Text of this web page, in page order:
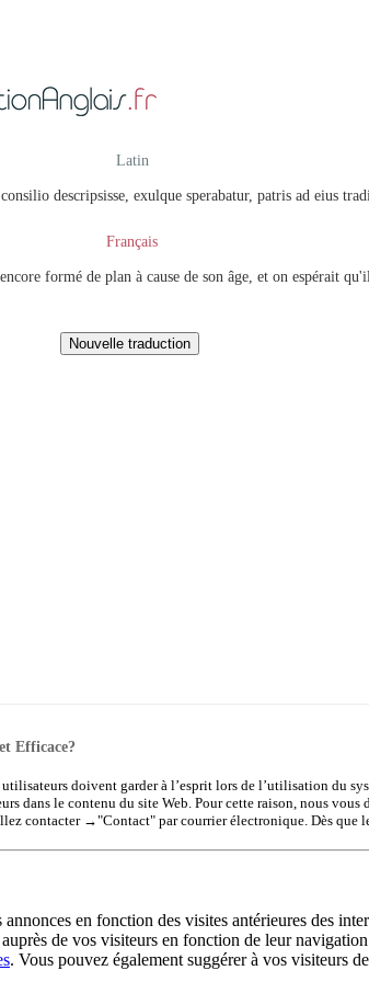
Latin
descripsisse, exulque sperabatur, patris ad eius
Français
formé de plan à cause de son âge, et on espérait
Efficace?
doivent garder à l’esprit lors de l’utilisation du
dans le contenu du site Web. Pour cette raison, nous
contacter →"Contact" par courrier électronique. Dès que
en fonction des visites antérieures des
de vos visiteurs en fonction de leur
. Vous pouvez également suggérer à vos visiteurs